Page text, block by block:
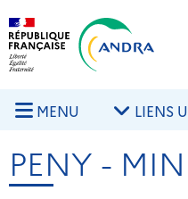
Aller au contenu principal
MENU LIENS
PENY -